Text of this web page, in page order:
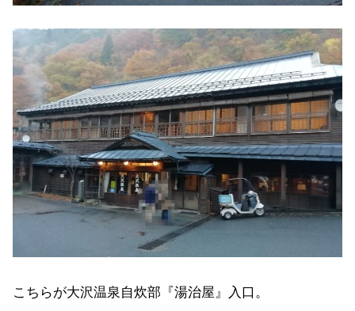
こちらが大沢温泉自炊部『湯治屋』入口。